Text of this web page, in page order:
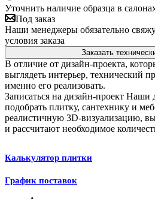
Уточнить наличие образца в
Под заказ
Наши менеджеры обязательно
условия заказа
Заказать
В отличие от дизайн-проекта,
выглядеть интерьер, технический
именно его реализовать.
Записаться на дизайн-проект Наши
подобрать плитку, сантехнику и
реалистичную 3D-визуализацию,
и рассчитают необходимое
Калькулятор плитки
График поставок